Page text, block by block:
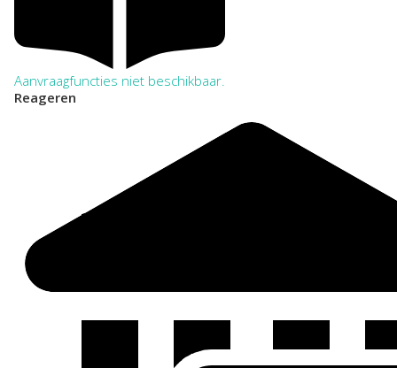
Aanvraagfuncties niet beschikbaar.
Reageren